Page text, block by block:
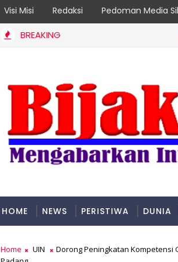
Visi Misi Redaksi Pedoman Media
BREAKING
HOME NEWS PERISTIWA DUNIA
Home UIN
Dorong Peningkatan Kompetensi